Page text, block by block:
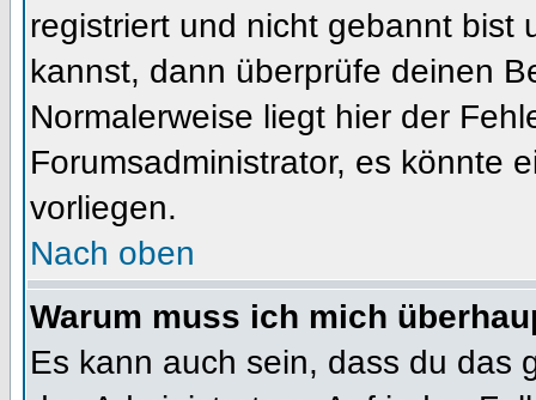
registriert und nicht gebannt bist
kannst, dann überprüfe deinen
Normalerweise liegt hier der
Forumsadministrator, es könnte
vorliegen.
Nach oben
Warum muss ich mich
Es kann auch sein, dass du das